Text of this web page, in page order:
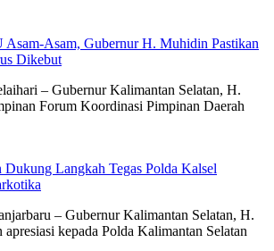
Asam-Asam, Gubernur H. Muhidin Pastikan
Dikebut
– Gubernur Kalimantan Selatan, H.
Forum Koordinasi Pimpinan Daerah
Langkah Tegas Polda Kalsel
– Gubernur Kalimantan Selatan, H.
kepada Polda Kalimantan Selatan